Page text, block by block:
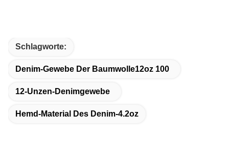
Schlagworte:
Denim-Gewebe Der Baumwolle12oz 100
12-Unzen-Denimgewebe
Hemd-Material Des Denim-4.2oz